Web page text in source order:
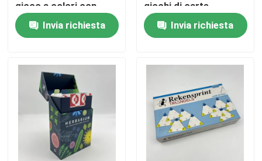
Contattici
Richieda una citazione
Stampa dei libri da tavola
Stampa delle carte del tarot
gioco a colori con
design posteriore
Invia richiesta
giochi di carte
Invia richiesta